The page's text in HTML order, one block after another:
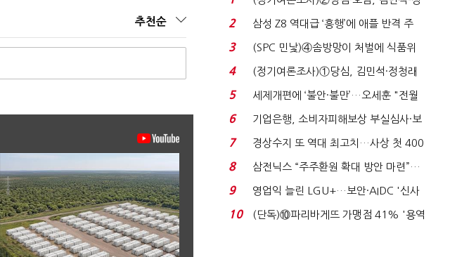
추천순
청래 '초접전'...
2
삼성 Z8 역대급 ‘흥행’에 애플 반격 주
목…9월 ‘폴...
3
(SPC 민낯)④솜방망이 처벌에 식품위
생법 위반 반복...
4
(정기여론조사)①당심, 김민석·정청래
'초접전'…대통령 ...
5
세제개편에 ‘불안·불만’…오세훈 "전월
세 구하기 더 ...
6
기업은행, 소비자피해보상 부실심사·보
이스피싱 공시 ...
7
경상수지 또 역대 최고치…사상 첫 400
억달러에 '3% 성...
8
삼전닉스 “주주환원 확대 방안 마련”…
로이터에 성명...
9
영업익 늘린 LGU+…보안·AIDC '신사
업 드라이브'...
10
(단독)⑩파리바게뜨 가맹점 41% '용역